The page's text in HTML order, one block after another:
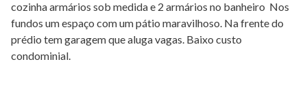
cozinha armários sob medida e 2 armários no banheiro Nos
fundos um espaço com um pátio maravilhoso. Na frente do
prédio tem garagem que aluga vagas. Baixo custo
condominial.